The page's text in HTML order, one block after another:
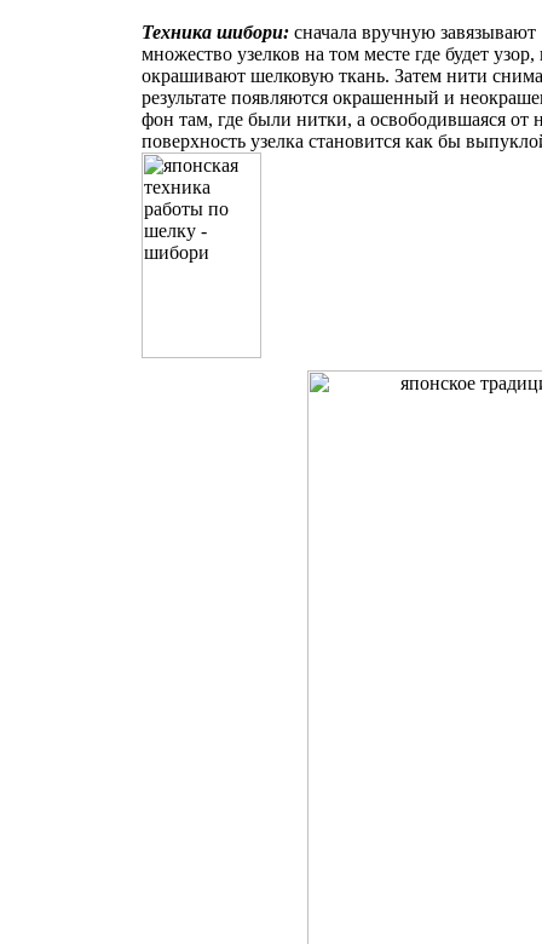
Техника шибори: сначала вручную завязывают
множество узелков на том месте где будет
окрашивают шелковую ткань. Затем нити
результате появляются окрашенный и
фон там, где были нитки, а освободившаяся от
поверхность узелка становится как бы